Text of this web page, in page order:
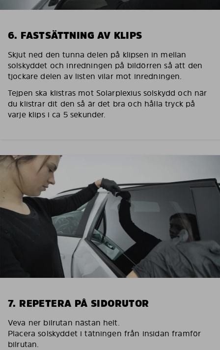
6. FASTSÄTTNING AV KLIPS
Skjut ned den tunna delen på klipsen in mellan
solskyddet och inredningen på bildörren så att den
tjockare delen av listen vilar mot inredningen.
Tejpen ska klistras mot Solarplexius solskydd och när
du klistrar dit den så är det bra och hålla tryck på
varje klips i ca 5 sekunder.
7. REPETERA PÅ SIDORUTOR
Veva ner bilrutan nästan helt.
Placera solskyddet i tätningen från insidan framför
bilrutan.